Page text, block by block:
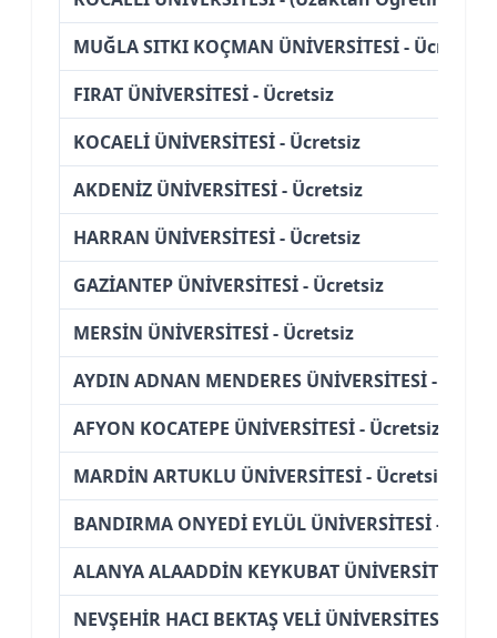
MUĞLA SITKI KOÇMAN ÜNİVERSİTESİ - Ücretsiz
FIRAT ÜNİVERSİTESİ - Ücretsiz
KOCAELİ ÜNİVERSİTESİ - Ücretsiz
AKDENİZ ÜNİVERSİTESİ - Ücretsiz
HARRAN ÜNİVERSİTESİ - Ücretsiz
GAZİANTEP ÜNİVERSİTESİ - Ücretsiz
MERSİN ÜNİVERSİTESİ - Ücretsiz
AYDIN ADNAN MENDERES ÜNİVERSİTESİ - (İÖ)
AFYON KOCATEPE ÜNİVERSİTESİ - Ücretsiz
MARDİN ARTUKLU ÜNİVERSİTESİ - Ücretsiz
BANDIRMA ONYEDİ EYLÜL ÜNİVERSİTESİ -
ALANYA ALAADDİN KEYKUBAT ÜNİVERSİTESİ -
NEVŞEHİR HACI BEKTAŞ VELİ ÜNİVERSİTESİ -